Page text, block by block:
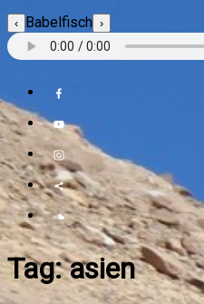
‹ Babelfisch ›
Tag:asien